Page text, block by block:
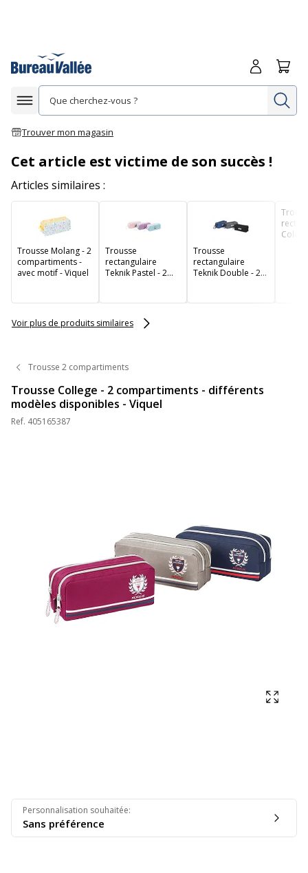
Afficher la navigation
Trouver mon magasin
Me
Cet article est victime de son succès !
Articles similaires :
Trousse Molang - 2
compartiments -
avec motif - Viquel
Trousse
rectangulaire
Teknik Pastel - 2
disponibles -
Viquel
Trousse
rectangulaire
Teknik Double - 2
- Viquel
Voir plus de produits similaires
Trousse 2 compartiments
Trousse College - 2 compartiments - différents
modèles disponibles - Viquel
Ref. 405165387
Personnalisation souhaitée:
Sans préférence